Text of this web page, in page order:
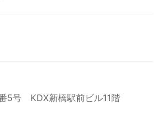
5号 KDX新橋駅前ビル11階